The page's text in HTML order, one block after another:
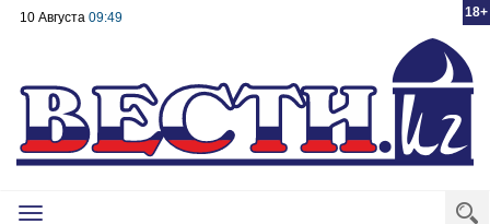
18+
10 Августа 09:49
Toggle